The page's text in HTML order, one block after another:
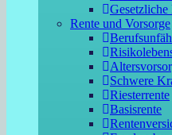
Rente und Vorsorge
Schwere
Riesterrente
Basisrente